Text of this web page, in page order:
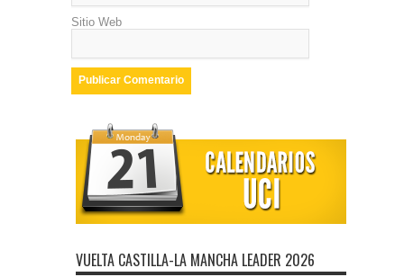
Sitio Web
VUELTA CASTILLA-LA MANCHA LEADER 2026